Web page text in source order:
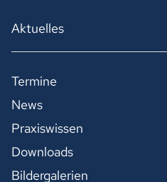
Aktuelles
Termine
News
Praxiswissen
Downloads
Bildergalerien